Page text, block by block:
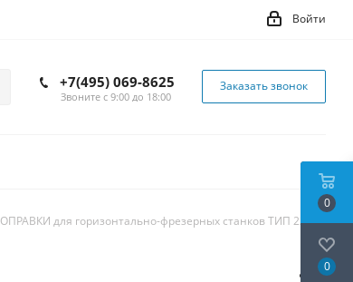
Войти
+7(495) 069-8625
Звоните с 9:00 до 18:00
Заказать звонок
ОПРАВКИ для горизонтально-фрезерных станков ТИП 2240
0
0